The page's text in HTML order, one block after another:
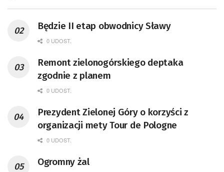
Będzie II etap obwodnicy Sławy
0 UDOST.
Remont zielonogórskiego deptaka
zgodnie z planem
0 UDOST.
Prezydent Zielonej Góry o korzyści z
organizacji mety Tour de Pologne
0 UDOST.
Ogromny żal